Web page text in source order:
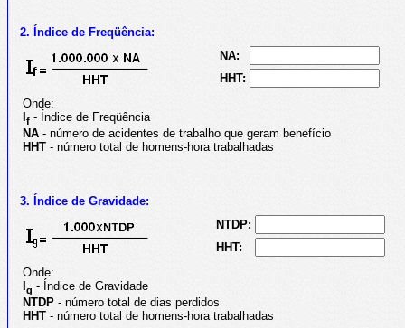
2. Índice de Freqüência:
NA:
HHT:
Onde:
f - Índice de Freqüência
NA - número de acidentes de trabalho que geram benefício
HHT - número total de homens-hora trabalhadas
3. Índice de Gravidade:
NTDP:
HHT:
Onde:
g - Índice de Gravidade
NTDP - número total de dias perdidos
HHT - número total de homens-hora trabalhadas